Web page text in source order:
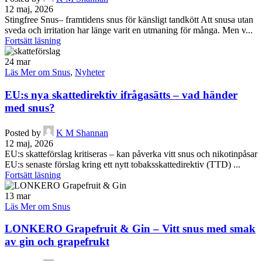
12 maj, 2026
Stingfree Snus– framtidens snus för känsligt tandkött Att snusa utan
sveda och irritation har länge varit en utmaning för många. Men v...
Fortsätt läsning
24 mar
Läs Mer om Snus, Nyheter
EU:s nya skattedirektiv ifrågasätts – vad händer
med snus?
Posted by
K M Shannan
12 maj, 2026
EU:s skatteförslag kritiseras – kan påverka vitt snus och nikotinpåsar
EU:s senaste förslag kring ett nytt tobaksskattedirektiv (TTD) ...
Fortsätt läsning
13 mar
Läs Mer om Snus
LONKERO Grapefruit & Gin – Vitt snus med smak
av gin och grapefrukt